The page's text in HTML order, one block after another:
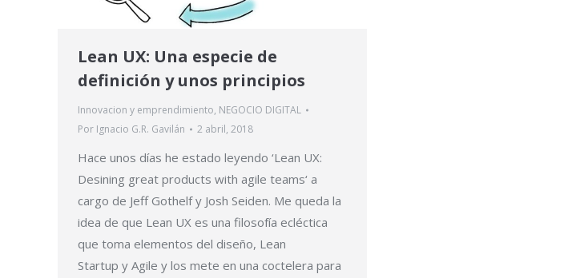
Lean UX: Una especie de
definición y unos principios
Innovacion y emprendimiento, NEGOCIO DIGITAL
Por Ignacio G.R. Gavilán 2 abril, 2018
Hace unos días he estado leyendo ‘Lean UX:
Desining great products with agile teams‘ a
cargo de Jeff Gothelf y Josh Seiden. Me queda la
idea de que Lean UX es una filosofía ecléctica
que toma elementos del diseño, Lean
Startup y Agile y los mete en una coctelera para